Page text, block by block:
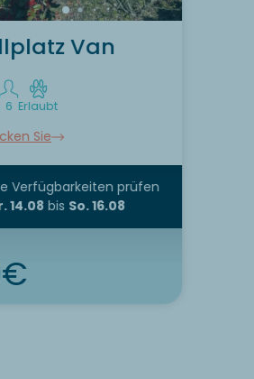
Van
6 Erlaubt
Sie
Verfügbarkeiten prüfen
14.08 bis So. 16.08